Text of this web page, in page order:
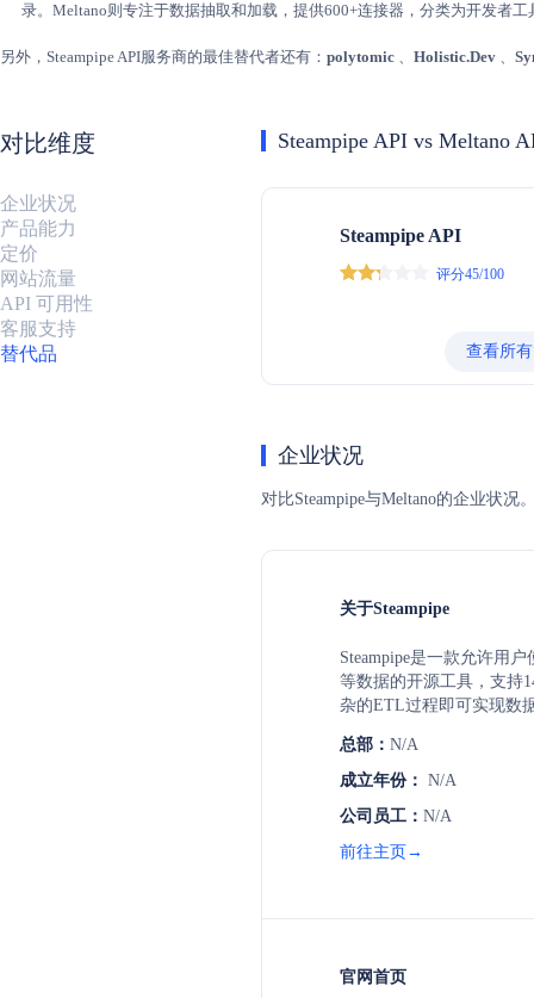
录。Meltano则专注于数据抽取和加载，提供600+连接器，分类为开发者
另外，Steampipe API服务商的最佳替代者还有： polytomic 、 Holistic.Dev 、
对比维度
企业状况
产品能力
定价
网站流量
API 可用性
客服支持
替代品
Steampipe API vs Meltano
Steampipe API
评分45/100
查看所
企业状况
对比Steampipe与Meltano的企业状
关于Steampipe
Steampipe是一款允许用
等数据的开源工具，支持
杂的ETL过程即可实现数
总部： N/A
成立年份： N/A
公司员工： N/A
前往主页→
官网首页